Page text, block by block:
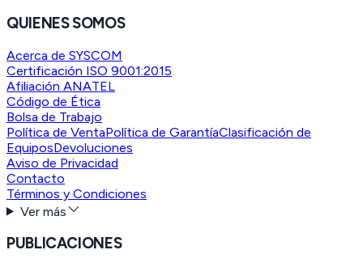
QUIENES SOMOS
Acerca de SYSCOM
Certificación ISO 9001:2015
Afiliación ANATEL
Código de Ética
Bolsa de Trabajo
Política de VentaPolítica de GarantíaClasificación de
EquiposDevoluciones
Aviso de Privacidad
Contacto
Términos y Condiciones
Ver más
PUBLICACIONES